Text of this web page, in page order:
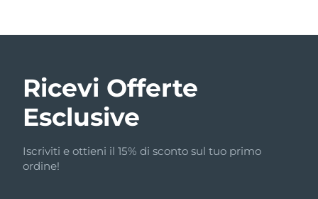
Ricevi Offerte
Esclusive
Iscriviti e ottieni il 15% di sconto sul tuo primo
ordine!